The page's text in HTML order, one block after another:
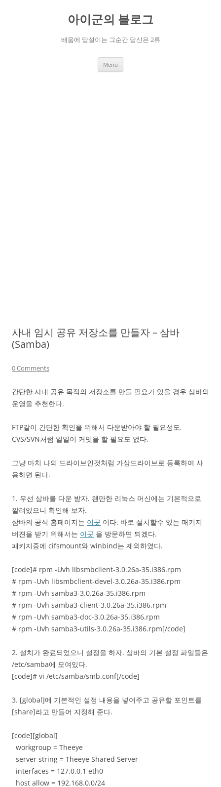
아이군의 블로그
배움에 망설이는 그순간 당신은 2류
Menu
사내 임시 공유 저장소를 만들자 – 삼바
(Samba)
0 Comments
간단한 사내 공유 목적의 저장소를 만들 필요가 있을 경우 삼바의
운영을 추천한다.
FTP같이 간단한 확인을 위해서 다운받아야 할 필요성도,
CVS/SVN처럼 일일이 커밋을 할 필요도 없다.
그냥 마치 나의 드라이브인것처럼 가상드라이브로 등록하여 사
용하면 된다.
1. 우선 삼바를 다운 받자. 왠만한 리눅스 머신에는 기본적으로
깔려있으니 확인해 보자.
삼바의 공식 홈페이지는 이곳 이다. 바로 설치할수 있는 패키지
버젼을 받기 위해서는 이곳 을 방문하면 되겠다.
패키지중에 cifsmount와 winbind는 제외하였다.
[code]# rpm -Uvh libsmbclient-3.0.26a-35.i386.rpm
# rpm -Uvh libsmbclient-devel-3.0.26a-35.i386.rpm
# rpm -Uvh samba3-3.0.26a-35.i386.rpm
# rpm -Uvh samba3-client-3.0.26a-35.i386.rpm
# rpm -Uvh samba3-doc-3.0.26a-35.i386.rpm
# rpm -Uvh samba3-utils-3.0.26a-35.i386.rpm[/code]
2. 설치가 완료되었으니 설정을 하자. 삼바의 기본 설정 파일들은
/etc/samba에 모여있다.
[code]# vi /etc/samba/smb.conf[/code]
3. [global]에 기본적인 설정 내용을 넣어주고 공유할 포인트를
[share]라고 만들어 지정해 준다.
[code][global]
workgroup = Theeye
server string = Theeye Shared Server
interfaces = 127.0.0.1 eth0
host allow = 192.168.0.0/24